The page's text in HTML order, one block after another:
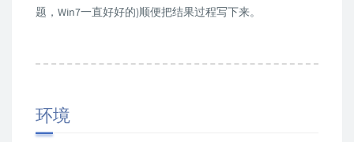
题，Win7一直好好的)顺便把结果过程写下来。
环境